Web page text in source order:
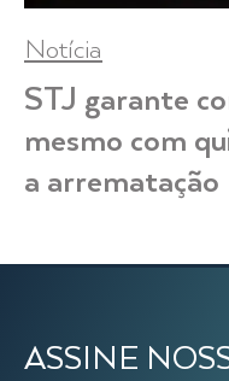
Notícia
STJ garante
mesmo com
a arrematação
ASSINE